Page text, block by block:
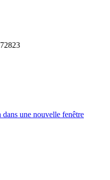
une nouvelle fenêtre